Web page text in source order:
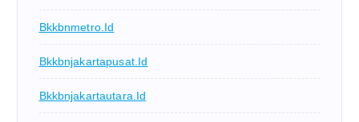
Bkkbnmetro.id
Bkkbnjakartapusat.id
Bkkbnjakartautara.id